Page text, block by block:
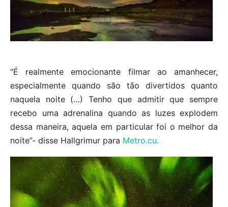
“É realmente emocionante filmar ao amanhecer,
especialmente quando são tão divertidos quanto
naquela noite (…) Tenho que admitir que sempre
recebo uma adrenalina quando as luzes explodem
dessa maneira, aquela em particular foi o melhor da
noite”- disse Hallgrimur para Metro.cu.